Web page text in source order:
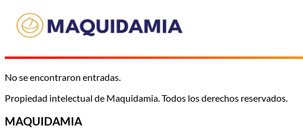
No se encontraron entradas.
Propiedad intelectual de Maquidamia. Todos los derechos reservados.
MAQUIDAMIA